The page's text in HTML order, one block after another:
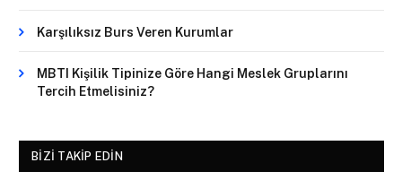
Karşılıksız Burs Veren Kurumlar
MBTI Kişilik Tipinize Göre Hangi Meslek Gruplarını
Tercih Etmelisiniz?
BIZI TAKIP EDIN